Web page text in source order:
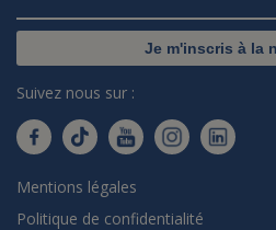
Je m'inscris à la
Suivez nous sur :
Mentions légales
Politique de confidentialité